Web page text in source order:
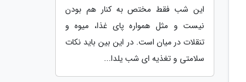
این شب فقط مختص به کنار هم بودن
نیست و مثل همواره پای غذا، میوه و
تنقلات در میان است. در این بین باید نکات
سلامتی و تغذیه ای شب یلدا...